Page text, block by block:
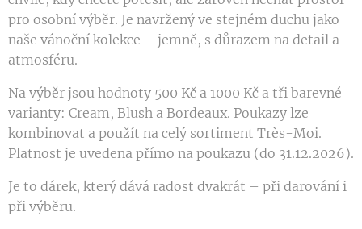
pro osobní výběr. Je navržený ve stejném duchu jako
naše vánoční kolekce – jemně, s důrazem na detail a
atmosféru.
Na výběr jsou hodnoty 500 Kč a 1000 Kč a tři barevné
varianty: Cream, Blush a Bordeaux. Poukazy lze
kombinovat a použít na celý sortiment Très-Moi.
Platnost je uvedena přímo na poukazu (do 31.12.2026).
Je to dárek, který dává radost dvakrát – při darování i
při výběru.